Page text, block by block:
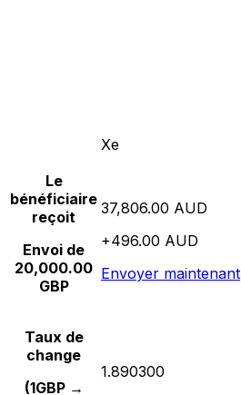
Xe
Le
bénéficiaire
reçoit
Envoi de
20,000.00
GBP
37,806.00 AUD
+496.00 AUD
Envoyer maintenant
Taux de
change
(1GBP →
1.890300